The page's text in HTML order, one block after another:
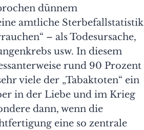
dünnem
amtliche Sterbefallstatistik
– als Todesursache,
usw. In diesem
rund 90 Prozent
viele der „Tabaktoten“ ein
in der Liebe und im Krieg
dann, wenn die
eine so zentrale